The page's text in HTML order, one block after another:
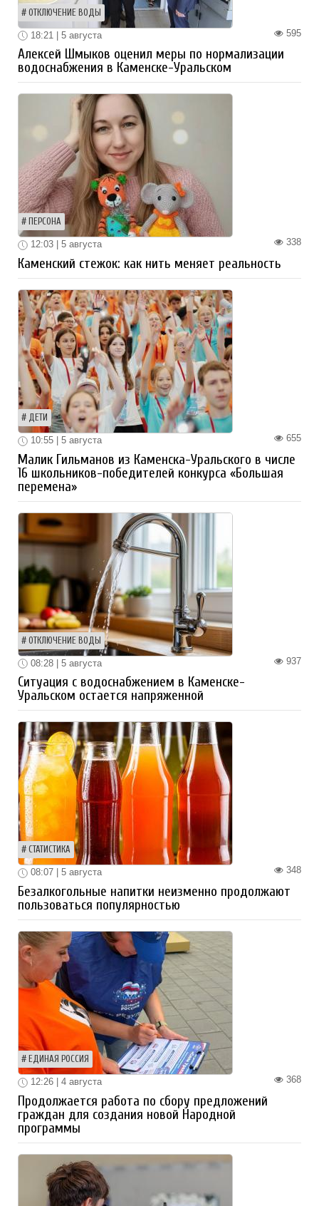
ОТКЛЮЧЕНИЕ ВОДЫ
595
18:21 | 5 августа
Алексей Шмыков оценил меры по нормализации
водоснабжения в Каменске-Уральском
ПЕРСОНА
338
12:03 | 5 августа
Каменский стежок: как нить меняет реальность
ДЕТИ
655
10:55 | 5 августа
Малик Гильманов из Каменска-Уральского в числе
16 школьников-победителей конкурса «Большая
перемена»
ОТКЛЮЧЕНИЕ ВОДЫ
937
08:28 | 5 августа
Ситуация с водоснабжением в Каменске-
Уральском остается напряженной
СТАТИСТИКА
348
08:07 | 5 августа
Безалкогольные напитки неизменно продолжают
пользоваться популярностью
ЕДИНАЯ РОССИЯ
368
12:26 | 4 августа
Продолжается работа по сбору предложений
граждан для создания новой Народной
программы